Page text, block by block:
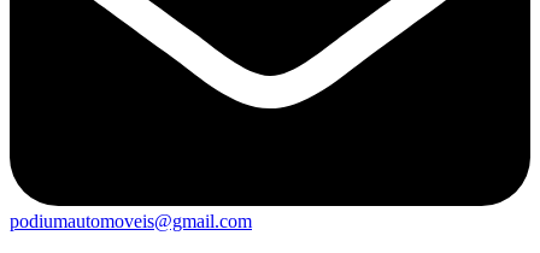
podiumautomoveis@gmail.com